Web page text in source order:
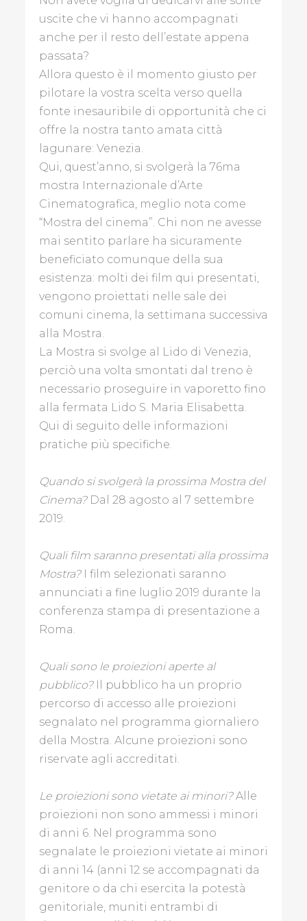
ECONOMIA
EVENTI
NEL
MONDO
L'AMBIENTE
CHE
VOGLIAMO
LUOGHI
D'INCANTO
STORIE
LIBRI
BLOGGER
GALLINE
PADOVANE
PAPÀ
IMPERFETTO
THE
ART
POST
REDAZIONE
CONTATTI
uscite che vi hanno accompagnati
anche per il resto dell’estate appena
passata?
Allora questo è il momento giusto per
pilotare la vostra scelta verso quella
fonte inesauribile di opportunità che ci
offre la nostra tanto amata città
lagunare: Venezia.
Qui, quest’anno, si svolgerà la 76ma
mostra Internazionale d’Arte
Cinematografica, meglio nota come
“Mostra del cinema”. Chi non ne avesse
mai sentito parlare ha sicuramente
beneficiato comunque della sua
esistenza: molti dei film qui presentati,
vengono proiettati nelle sale dei
comuni cinema, la settimana successiva
alla Mostra.
La Mostra si svolge al Lido di Venezia,
perciò una volta smontati dal treno è
necessario proseguire in vaporetto fino
alla fermata Lido S. Maria Elisabetta.
Qui di seguito delle informazioni
pratiche più specifiche.
Quando si svolgerà la prossima Mostra del
Cinema?Dal 28 agosto al 7 settembre
2019.
Quali film saranno presentati alla prossima
Mostra?I film selezionati saranno
annunciati a fine luglio 2019 durante la
conferenza stampa di presentazione a
Roma.
Quali sono le proiezioni aperte al
pubblico?Il pubblico ha un proprio
percorso di accesso alle proiezioni
segnalato nel programma giornaliero
della Mostra. Alcune proiezioni sono
riservate agli accreditati.
Le proiezioni sono vietate ai minori?Alle
proiezioni non sono ammessi i minori
di anni 6. Nel programma sono
segnalate le proiezioni vietate ai minori
di anni 14 (anni 12 se accompagnati da
genitore o da chi esercita la potestà
genitoriale, muniti entrambi di